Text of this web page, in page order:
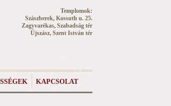
Templomok:
Szászberek, Kossuth u. 25.
Zagyvarékas, Szabadság tér
Újszász, Szent István tér
KAPCSOLAT